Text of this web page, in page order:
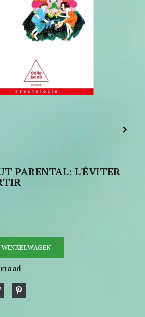

PARENTAL: L'ÉVITER